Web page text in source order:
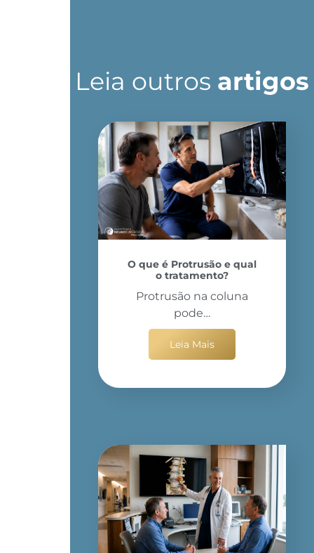
Leia outros artigos
O que é Protrusão e qual
o tratamento?
Protrusão na coluna
pode…
Leia Mais